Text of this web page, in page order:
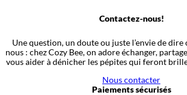
Contactez-nous!
Une question, un doute ou juste l’envie de dire
nous : chez Cozy Bee, on adore échanger,
vous aider à dénicher les pépites qui feront
Nous contacter
Paiements sécurisés